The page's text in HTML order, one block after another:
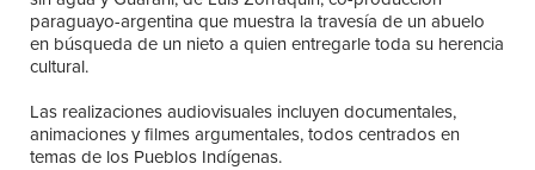
paraguayo-argentina que muestra la travesía de un abuelo
en búsqueda de un nieto a quien entregarle toda su herencia
cultural.
Las realizaciones audiovisuales incluyen documentales,
animaciones y filmes argumentales, todos centrados en
temas de los Pueblos Indígenas.